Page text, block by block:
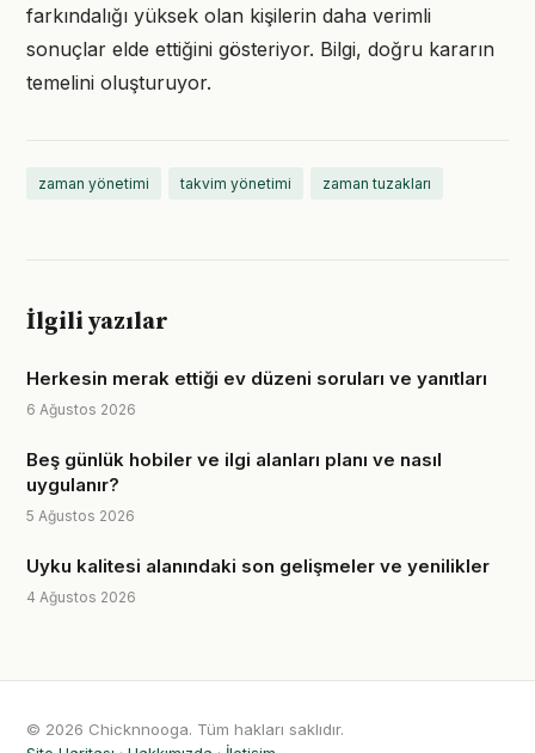
farkındalığı yüksek olan kişilerin daha verimli
sonuçlar elde ettiğini gösteriyor. Bilgi, doğru kararın
temelini oluşturuyor.
zaman yönetimi takvim yönetimi zaman tuzakları
İlgili yazılar
Herkesin merak ettiği ev düzeni soruları ve yanıtları
6 Ağustos 2026
Beş günlük hobiler ve ilgi alanları planı ve nasıl
uygulanır?
5 Ağustos 2026
Uyku kalitesi alanındaki son gelişmeler ve yenilikler
4 Ağustos 2026
© 2026 Chicknnooga. Tüm hakları saklıdır.